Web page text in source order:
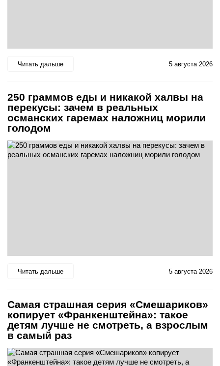
Читать дальше 5 августа 2026
250 граммов еды и никакой халвы на
перекусы: зачем в реальных
османских гаремах наложниц морили
голодом
Читать дальше 5 августа 2026
Самая страшная серия «Смешариков»
копирует «Франкенштейна»: такое
детям лучше не смотреть, а взрослым
в самый раз